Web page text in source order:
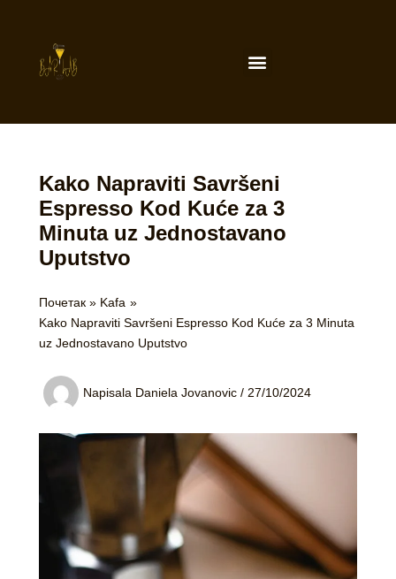
Menu
Kako Napraviti Savršeni
Espresso Kod Kuće za 3
Minuta uz Jednostavano
Uputstvo
Почетак
Kafa
Kako Napraviti Savršeni Espresso Kod Kuće za 3 Minuta
uz Jednostavano Uputstvo
Napisala Daniela Jovanovic / 27/10/2024